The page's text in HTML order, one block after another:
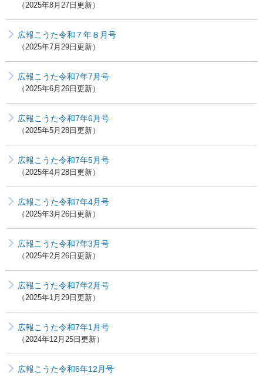
2025年8月27日更新
広報こうた令和７年８月号
2025年7月29日更新
広報こうた令和7年7月号
2025年6月26日更新
広報こうた令和7年6月号
2025年5月28日更新
広報こうた令和7年5月号
2025年4月28日更新
広報こうた令和7年4月号
2025年3月26日更新
広報こうた令和7年3月号
2025年2月26日更新
広報こうた令和7年2月号
2025年1月29日更新
広報こうた令和7年1月号
2024年12月25日更新
広報こうた令和6年12月号